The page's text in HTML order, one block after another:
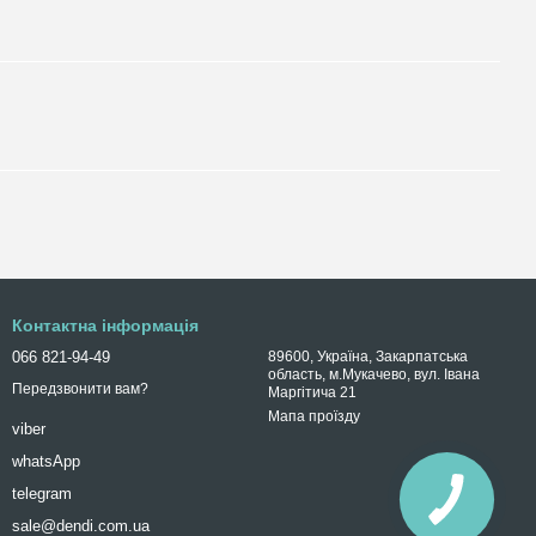
Контактна інформація
066 821-94-49
Передзвонити вам?
viber
whatsApp
telegram
sale@dendi.com.ua
89600, Україна, Закарпатська
область, м.Мукачево, вул. Івана
Маргітича 21
Мапа проїзду